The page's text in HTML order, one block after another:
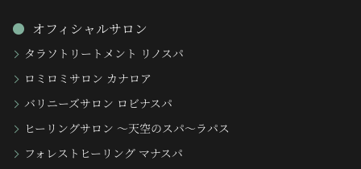
オフィシャルサロン
タラソトリートメント リノスパ
ロミロミサロン カナロア
バリニーズサロン ロビナスパ
ヒーリングサロン 〜天空のスパ〜ラパス
フォレストヒーリング マナスパ